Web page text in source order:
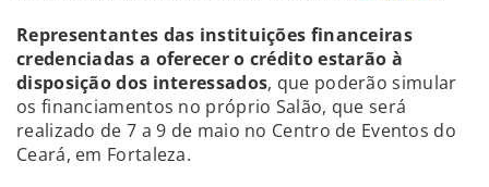
Representantes das instituições financeiras
credenciadas a oferecer o crédito estarão à
disposição dos interessados, que poderão simular
os financiamentos no próprio Salão, que será
realizado de 7 a 9 de maio no Centro de Eventos do
Ceará, em Fortaleza.